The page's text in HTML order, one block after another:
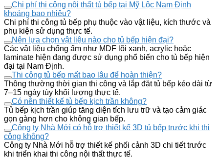
Chi phí thi công nội thất tủ bếp tại Mỹ Lộc Nam Định
khoảng bao nhiêu?
Chi phí thi công tủ bếp phụ thuộc vào vật liệu, kích thước và
phụ kiện sử dụng thực tế.
Nên lựa chọn vật liệu nào cho tủ bếp hiện đại?
Các vật liệu chống ẩm như MDF lõi xanh, acrylic hoặc
laminate hiện đang được sử dụng phổ biến cho tủ bếp hiện
đại tại Nam Định.
Thi công tủ bếp mất bao lâu để hoàn thiện?
Thông thường thời gian thi công và lắp đặt tủ bếp kéo dài từ
7–15 ngày tùy khối lượng thực tế.
Có nên thiết kế tủ bếp kịch trần không?
Tủ bếp kịch trần giúp tăng diện tích lưu trữ và tạo cảm giác
gọn gàng hơn cho không gian bếp.
Công ty Nhà Mới có hỗ trợ thiết kế 3D tủ bếp trước khi thi
công không?
Công ty Nhà Mới hỗ trợ thiết kế phối cảnh 3D chi tiết trước
khi triển khai thi công nội thất thực tế.